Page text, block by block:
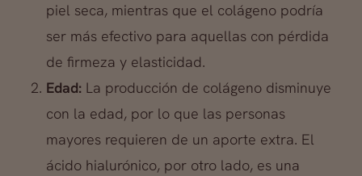
piel seca, mientras que el colágeno podría
ser más efectivo para aquellas con pérdida
de firmeza y elasticidad.
Edad: La producción de colágeno disminuye
con la edad, por lo que las personas
mayores requieren de un aporte extra. El
ácido hialurónico, por otro lado, es una